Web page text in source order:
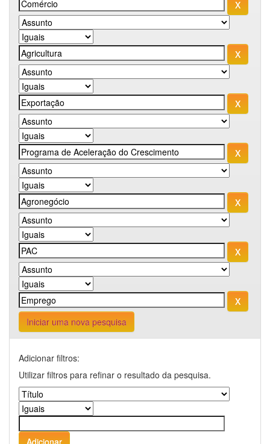
Iniciar uma nova pesquisa
Adicionar filtros:
Utilizar filtros para refinar o resultado da pesquisa.